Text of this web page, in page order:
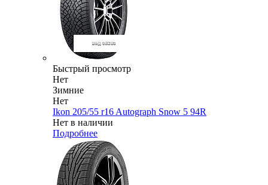
Быстрый просмотр
Нет
Зимние
Нет
Ikon 205/55 r16 Autograph Snow 5 94R
Нет в наличии
Подробнее